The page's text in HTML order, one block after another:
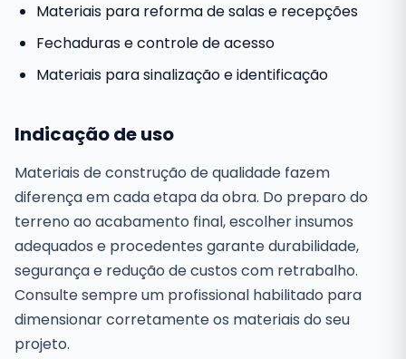
Materiais para reforma de salas e recepções
Fechaduras e controle de acesso
Materiais para sinalização e identificação
Indicação de uso
Materiais de construção de qualidade fazem
diferença em cada etapa da obra. Do preparo do
terreno ao acabamento final, escolher insumos
adequados e procedentes garante durabilidade,
segurança e redução de custos com retrabalho.
Consulte sempre um profissional habilitado para
dimensionar corretamente os materiais do seu
projeto.